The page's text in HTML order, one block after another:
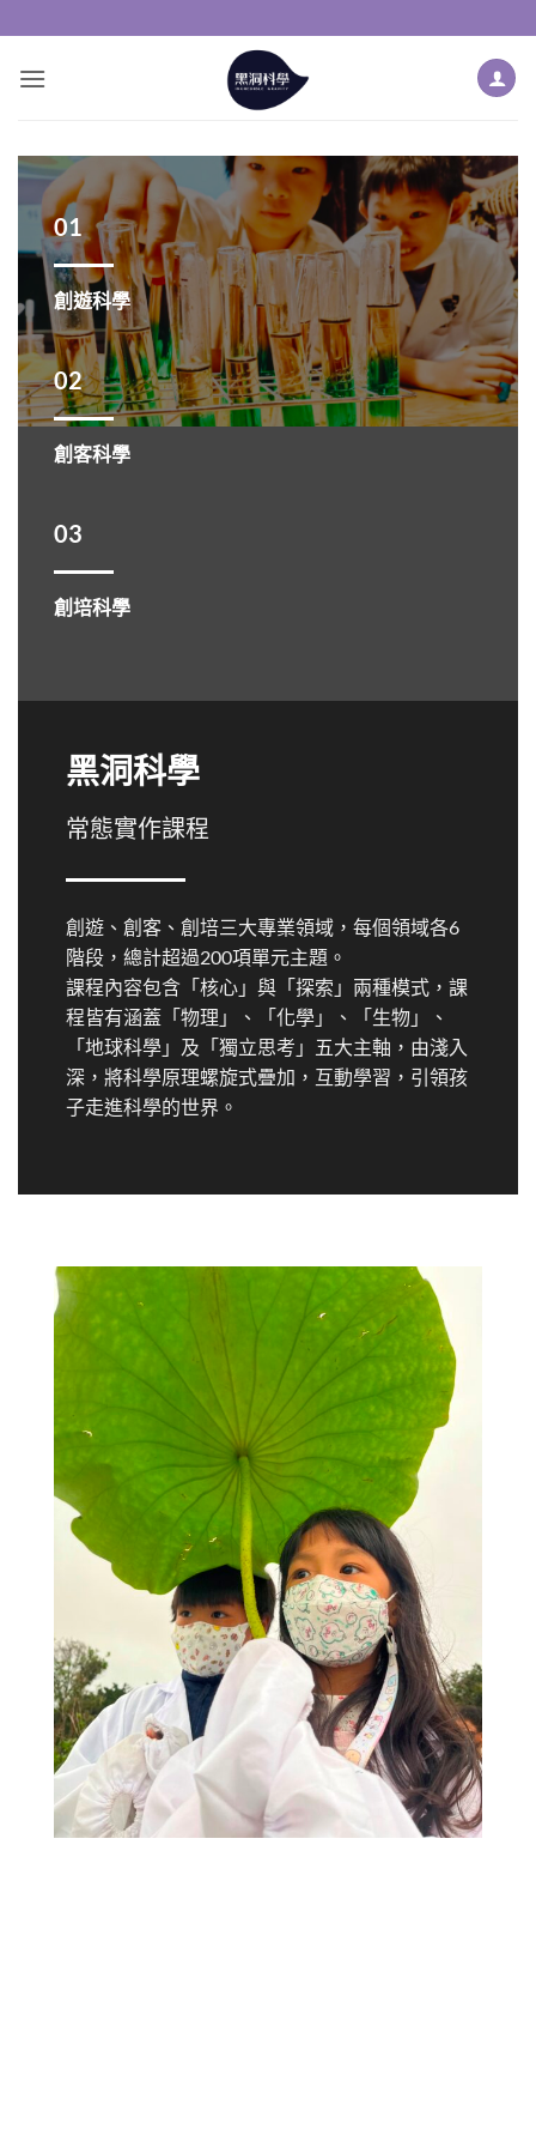
to
content
01
創遊科學
02
創客科學
03
創培科學
黑洞科學
常態實作課程
創遊、創客、創培三大專業領域，每個領域各6
階段，總計超過200項單元主題。
課程內容包含「核心」與「探索」兩種模式，課
程皆有涵蓋「物理」、「化學」、「生物」、
「地球科學」及「獨立思考」五大主軸，由淺入
深，將科學原理螺旋式疊加，互動學習，引領孩
子走進科學的世界。